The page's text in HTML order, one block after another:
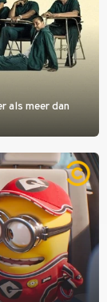
als meer dan